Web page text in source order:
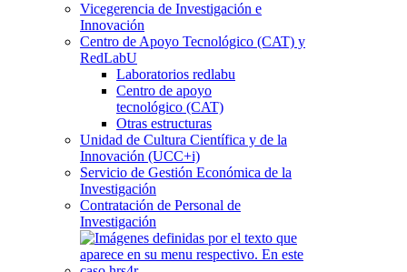
Vicegerencia de Investigación e
Innovación
Centro de Apoyo Tecnológico (CAT) y
RedLabU
Laboratorios redlabu
Centro de apoyo
tecnológico (CAT)
Otras estructuras
Unidad de Cultura Científica y de la
Innovación (UCC+i)
Servicio de Gestión Económica de la
Investigación
Contratación de Personal de
Investigación